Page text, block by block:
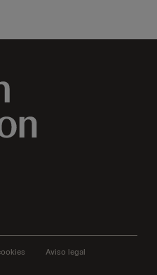
Aviso legal